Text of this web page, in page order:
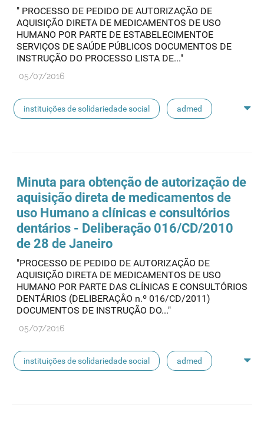
" PROCESSO DE PEDIDO DE AUTORIZAÇÃO DE
AQUISIÇÃO DIRETA DE MEDICAMENTOS DE USO
HUMANO POR PARTE DE ESTABELECIMENTOE
SERVIÇOS DE SAÚDE PÚBLICOS DOCUMENTOS DE
INSTRUÇÃO DO PROCESSO LISTA DE..."
05/07/2016
instituições de solidariedade social admed
Minuta para obtenção de autorização de
aquisição direta de medicamentos de
uso Humano a clínicas e consultórios
dentários - Deliberação 016/CD/2010
de 28 de Janeiro
"PROCESSO DE PEDIDO DE AUTORIZAÇÃO DE
AQUISIÇÃO DIRETA DE MEDICAMENTOS DE USO
HUMANO POR PARTE DAS CLÍNICAS E CONSULTÓRIOS
DENTÁRIOS (DELIBERAÇÂO n.º 016/CD/2011)
DOCUMENTOS DE INSTRUÇÃO DO..."
05/07/2016
instituições de solidariedade social admed